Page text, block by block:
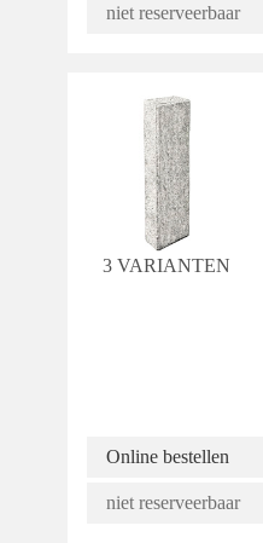
niet reserveerbaar
3 VARIANTEN
Online bestellen
niet reserveerbaar